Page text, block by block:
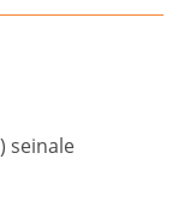
seinale